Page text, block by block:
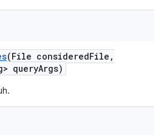
(File consideredFile ,
queryArgs)